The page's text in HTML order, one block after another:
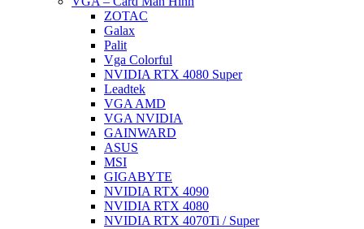
ZOTAC
Galax
Palit
Vga Colorful
NVIDIA RTX 4080 Super
Leadtek
VGA AMD
VGA NVIDIA
GAINWARD
ASUS
MSI
GIGABYTE
NVIDIA RTX 4090
NVIDIA RTX 4080
NVIDIA RTX 4070Ti / Super